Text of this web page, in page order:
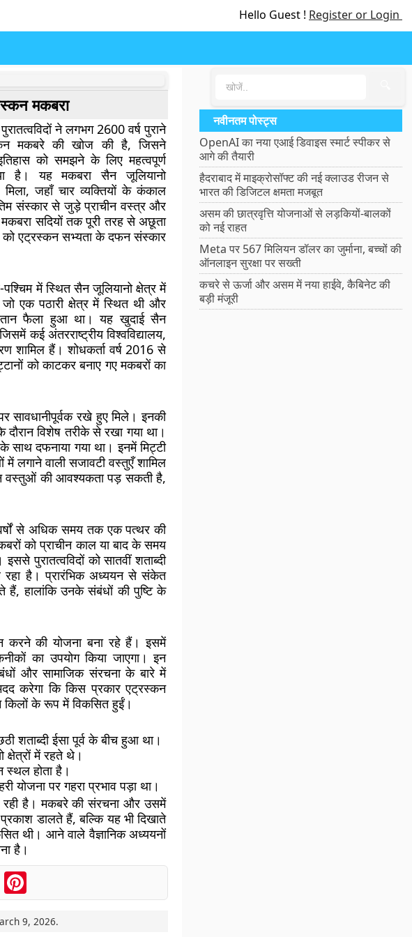
Hello Guest ! Register or Login
मकबरा
ने लगभग 2600 वर्ष पुराने
मकबरे की खोज की है, जिसने
को समझने के लिए महत्वपूर्ण
है। यह मकबरा सैन जूलियानो
मिला, जहाँ चार व्यक्तियों के कंकाल
संस्कार से जुड़े प्राचीन वस्त्र और
सदियों तक पूरी तरह से अछूता
को एट्रस्कन सभ्यता के दफन संस्कार
में स्थित सैन जूलियानो क्षेत्र में
एक पठारी क्षेत्र में स्थित थी और
फैला हुआ था। यह खुदाई सैन
कई अंतरराष्ट्रीय विश्वविद्यालय,
शामिल हैं। शोधकर्ता वर्ष 2016 से
को काटकर बनाए गए मकबरों का
सावधानीपूर्वक रखे हुए मिले। इनकी
विशेष तरीके से रखा गया था।
दफनाया गया था। इनमें मिट्टी
लगाने वाली सजावटी वस्तुएँ शामिल
वस्तुओं की आवश्यकता पड़ सकती है,
वर्षों से अधिक समय तक एक पत्थर की
को प्राचीन काल या बाद के समय
पुरातत्वविदों को सातवीं शताब्दी
रहा है। प्रारंभिक अध्ययन से संकेत
हालांकि उनके संबंधों की पुष्टि के
करने की योजना बना रहे हैं। इसमें
का उपयोग किया जाएगा। इन
और सामाजिक संरचना के बारे में
करेगा कि किस प्रकार एट्रस्कन
किलों के रूप में विकसित हुईं।
शताब्दी ईसा पूर्व के बीच हुआ था।
में रहते थे।
स्थल होता है।
योजना पर गहरा प्रभाव पड़ा था।
रही है। मकबरे की संरचना और उसमें
डालते हैं, बल्कि यह भी दिखाते
थी। आने वाले वैज्ञानिक अध्ययनों
है।
Pinterest
9, 2026.
नवीनतम पोस्ट्स
OpenAI का नया एआई डिवाइस स्मार्ट स्पीकर से
आगे की तैयारी
हैदराबाद में माइक्रोसॉफ्ट की नई क्लाउड रीजन से
भारत की डिजिटल क्षमता मजबूत
असम की छात्रवृत्ति योजनाओं से लड़कियों-बालकों
को नई राहत
Meta पर 567 मिलियन डॉलर का जुर्माना, बच्चों की
ऑनलाइन सुरक्षा पर सख्ती
कचरे से ऊर्जा और असम में नया हाईवे, कैबिनेट की
बड़ी मंजूरी